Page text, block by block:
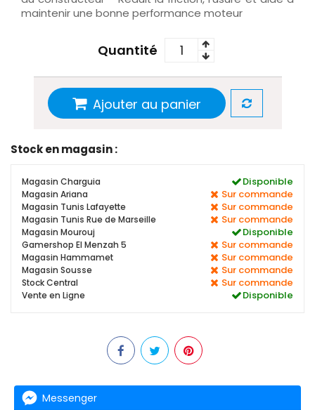
maintenir une bonne performance moteur
Quantité
Ajouter au panier
Stock en magasin :
Magasin Charguia Disponible
Magasin Ariana Sur commande
Magasin Tunis Lafayette Sur commande
Magasin Tunis Rue de Marseille Sur commande
Magasin Mourouj Disponible
Gamershop El Menzah 5 Sur commande
Magasin Hammamet Sur commande
Magasin Sousse Sur commande
Stock Central Sur commande
Vente en Ligne Disponible
Messenger